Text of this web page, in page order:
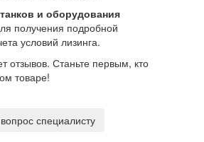
и оборудования
получения подробной
условий лизинга.
отзывов. Станьте первым, кто
товаре!
специалисту